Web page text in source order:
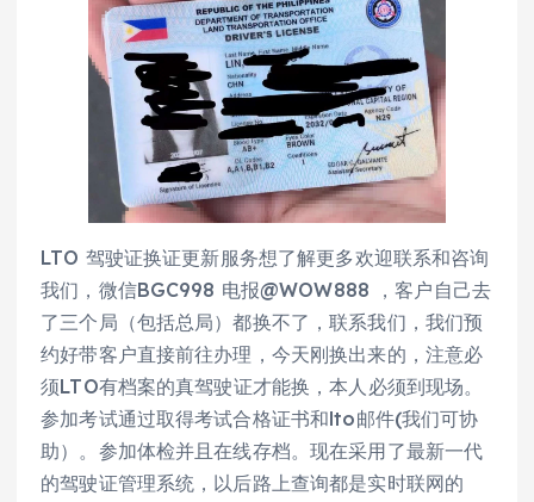
LTO 驾驶证换证更新服务想了解更多欢迎联系和咨询
我们，微信BGC998 电报@WOW888 ，客户自己去
了三个局（包括总局）都换不了，联系我们，我们预
约好带客户直接前往办理，今天刚换出来的，注意必
须LTO有档案的真驾驶证才能换，本人必须到现场。
参加考试通过取得考试合格证书和lto邮件(我们可协
助）。参加体检并且在线存档。现在采用了最新一代
的驾驶证管理系统，以后路上查询都是实时联网的